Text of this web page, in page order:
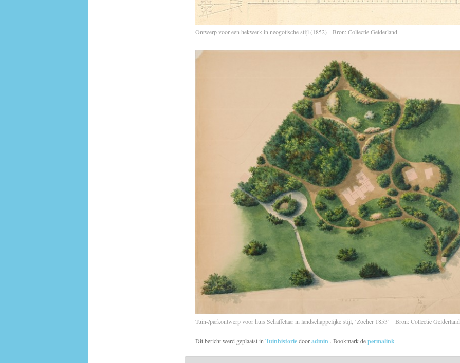
Ontwerp voor een hekwerk in neogotische stijl (1852) Bron: Collectie Gelderland
Tuin-/parkontwerp voor huis Schaffelaar in landschappelijke stijl, ‘Zocher 1853’ Bron: Collectie Gelderland
Dit bericht werd geplaatst inTuinhistoriedooradmin . Bookmark depermalink .